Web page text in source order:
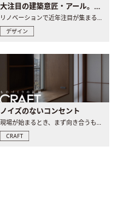
大注目の建築意匠・アール。人気の理由と空間に取り入れるポイント
リノベーションで近年注目が集まる建築意匠の一つであるアール..
デザイン
ノイズのないコンセント
現場が始まるとき、まず向き合うものの一つがコンセントです..
CRAFT